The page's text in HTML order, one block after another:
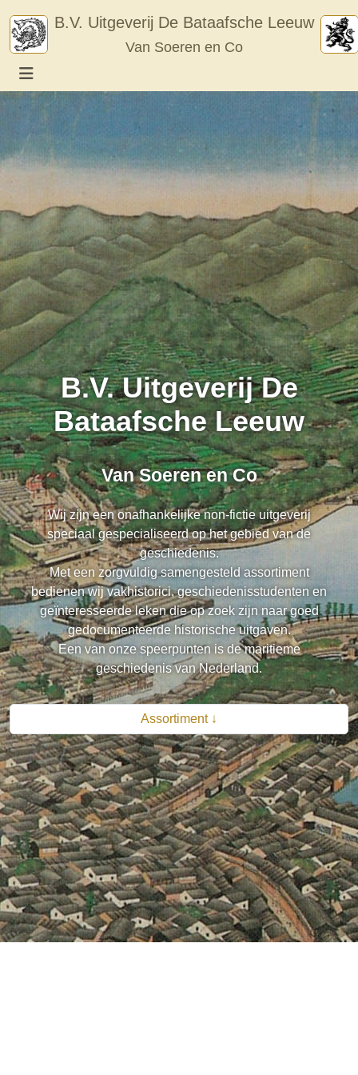
content
B.V. Uitgeverij De Bataafsche Leeuw
Van Soeren en Co
B.V. Uitgeverij De
Bataafsche Leeuw
Van Soeren en Co
Wij zijn een onafhankelijke non-fictie uitgeverij
speciaal gespecialiseerd op het gebied van de
geschiedenis.
Met een zorgvuldig samengesteld assortiment
bedienen wij vakhistorici, geschiedenisstudenten en
geïnteresseerde leken die op zoek zijn naar goed
gedocumenteerde historische uitgaven.
Een van onze speerpunten is de maritieme
geschiedenis van Nederland.
Assortiment ↓